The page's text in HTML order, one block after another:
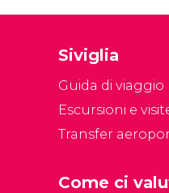
Siviglia
Guida di viaggio
Escursioni e
Transfer
Come ci